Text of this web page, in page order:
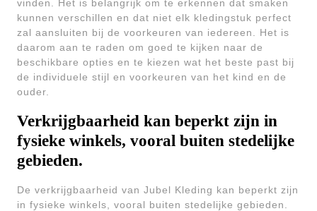
vinden. Het is belangrijk om te erkennen dat smaken
kunnen verschillen en dat niet elk kledingstuk perfect
zal aansluiten bij de voorkeuren van iedereen. Het is
daarom aan te raden om goed te kijken naar de
beschikbare opties en te kiezen wat het beste past bij
de individuele stijl en voorkeuren van het kind en de
ouder.
Verkrijgbaarheid kan beperkt zijn in
fysieke winkels, vooral buiten stedelijke
gebieden.
De verkrijgbaarheid van Jubel Kleding kan beperkt zijn
in fysieke winkels, vooral buiten stedelijke gebieden.